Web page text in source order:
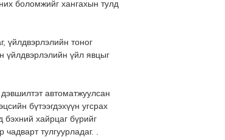
боломжийг хангахын тулд
үйлдвэрлэлийн тоног
үйлдвэрлэлийн үйл явцыг
автоматжуулсан
бүтээгдэхүүн угсрах
бэхний хайрцаг бүрийг
тулгуурладаг. .